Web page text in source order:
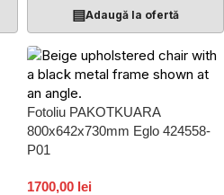
▤Adaugă la ofertă
Fotoliu PAKOTKUARA
800x642x730mm Eglo 424558-
P01
1700,00 lei